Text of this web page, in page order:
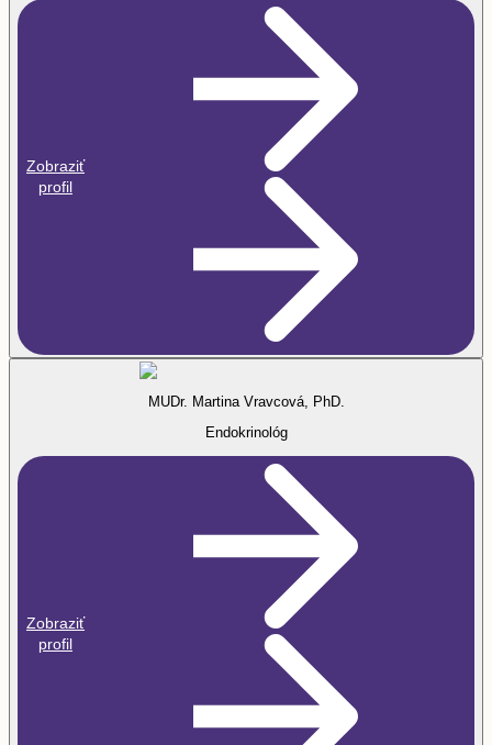
Zobraziť
profil
MUDr. Martina Vravcová, PhD.
Endokrinológ
Zobraziť
profil